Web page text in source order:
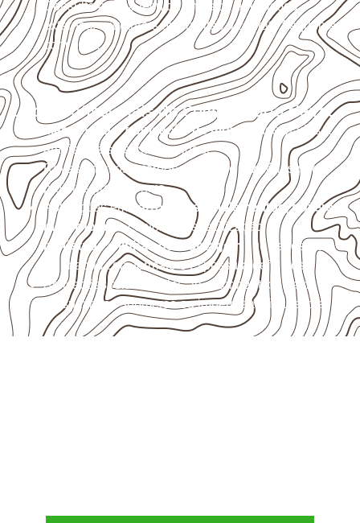
Consulte a ficha técnica antes de aplicações
externas, estruturais ou sujeitas a contato frequente
com água.
Usos profissionais do Compensado Naval
Marcenaria e fabricação de móveis
destinados a
ambientes sujeitos à umidade.
Revestimentos internos, painéis e divisórias para
projetos profissionais.
Aplicações em
carrocerias, implementos, trailers e
motorhomes, conforme especificação.
Indústrias e linhas de montagem
que necessitam
de chapas com formato e espessura definidos.
Aplicações relacionadas ao setor náutico, sem
presumir uso submerso ou impermeabilidade total.